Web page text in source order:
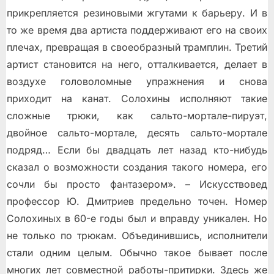
прикрепляется резиновыми жгутами к барьеру. И в
то же время два артиста поддерживают его на своих
плечах, превращая в своеобразный трамплин. Третий
артист становится на него, отталкивается, делает в
воздухе головоломные упражнения и снова
приходит на канат. Солохины исполняют такие
сложные трюки, как сальто-мортале-пируэт,
двойное сальто-мортале, десять сальто-мортале
подряд… Если бы двадцать лет назад кто-нибудь
сказал о возможности создания такого номера, его
сочли бы просто фантазером». – Искусствовед
профессор Ю. Дмитриев предельно точен. Номер
Солохиных в 60-е годы был и вправду уникален. Но
не только по трюкам. Объединившись, исполнители
стали одним целым. Обычно такое бывает после
многих лет совместной работы-притирки. Здесь же